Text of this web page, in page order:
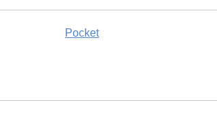
Pocket